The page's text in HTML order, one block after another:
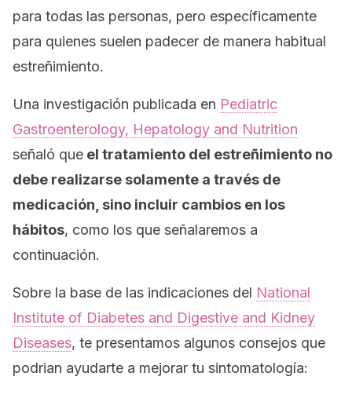
para todas las personas, pero específicamente
para quienes suelen padecer de manera habitual
estreñimiento.
Una investigación publicada en Pediatric
Gastroenterology, Hepatology and Nutrition
señaló que el tratamiento del estreñimiento no
debe realizarse solamente a través de
medicación, sino incluir cambios en los
hábitos, como los que señalaremos a
continuación.
Sobre la base de las indicaciones del National
Institute of Diabetes and Digestive and Kidney
Diseases, te presentamos algunos consejos que
podrian ayudarte a mejorar tu sintomatología: